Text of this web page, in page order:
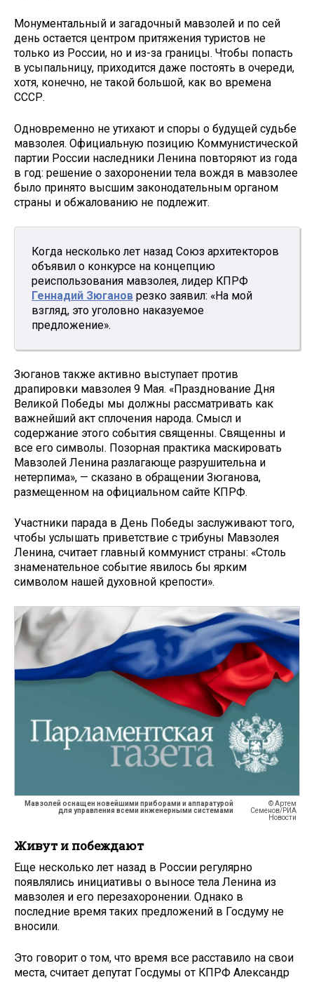
Монументальный и загадочный мавзолей и по сей
день остается центром притяжения туристов не
только из России, но и из-за границы. Чтобы попасть
в усыпальницу, приходится даже постоять в очереди,
хотя, конечно, не такой большой, как во времена
СССР.
Одновременно не утихают и споры о будущей судьбе
мавзолея. Официальную позицию Коммунистической
партии России наследники Ленина повторяют из года
в год: решение о захоронении тела вождя в мавзолее
было принято высшим законодательным органом
страны и обжалованию не подлежит.
Когда несколько лет назад Союз архитекторов
объявил о конкурсе на концепцию
реиспользования мавзолея, лидер КПРФ
Геннадий Зюганов резко заявил: «На мой
взгляд, это уголовно наказуемое
предложение».
Зюганов также активно выступает против
драпировки мавзолея 9 Мая. «Празднование Дня
Великой Победы мы должны рассматривать как
важнейший акт сплочения народа. Смысл и
содержание этого события священны. Священны и
все его символы. Позорная практика маскировать
Мавзолей Ленина разлагающе разрушительна и
нетерпима», — сказано в обращении Зюганова,
размещенном на официальном сайте КПРФ.
Участники парада в День Победы заслуживают того,
чтобы услышать приветствие с трибуны Мавзолея
Ленина, считает главный коммунист страны: «Столь
знаменательное событие явилось бы ярким
символом нашей духовной крепости».
Мавзолей оснащен новейшими приборами и аппаратурой
для управления всеми инженерными системами
© Артем
Семенов/РИА
Новости
Живут и побеждают
Еще несколько лет назад в России регулярно
появлялись инициативы о выносе тела Ленина из
мавзолея и его перезахоронении. Однако в
последние время таких предложений в Госдуму не
вносили.
Это говорит о том, что время все расставило на свои
места, считает депутат Госдумы от КПРФ Александр